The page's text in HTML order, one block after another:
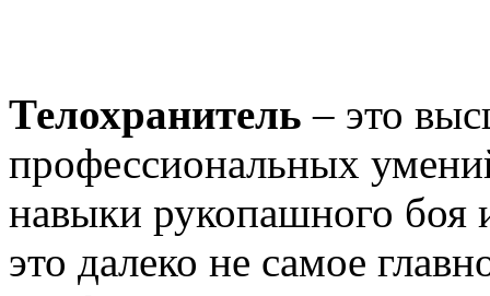
Телохранитель – это
профессиональных
навыки рукопашного боя
это далеко не самое